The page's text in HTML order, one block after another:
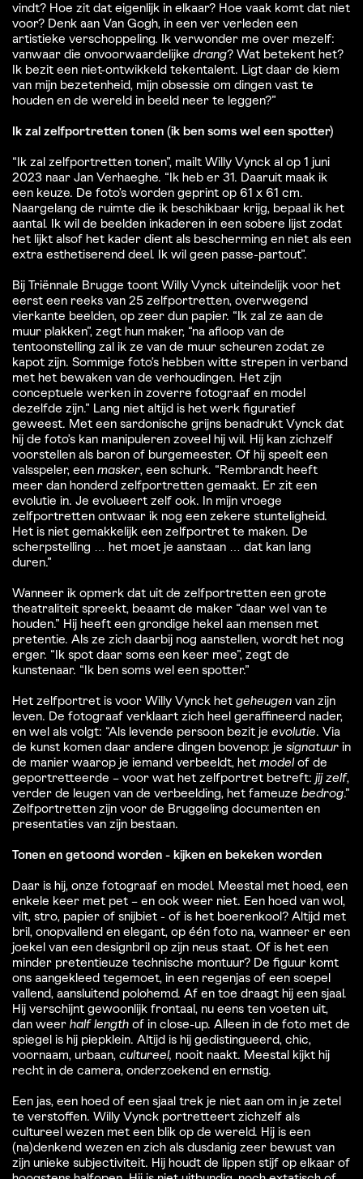
vindt? Hoe zit dat eigenlijk in elkaar? Hoe vaak komt dat niet
voor? Denk aan Van Gogh, in een ver verleden een
artistieke verschoppeling. Ik verwonder me over mezelf:
vanwaar die onvoorwaardelijke drang? Wat betekent het?
Ik bezit een niet-ontwikkeld tekentalent. Ligt daar de kiem
van mijn bezetenheid, mijn obsessie om dingen vast te
houden en de wereld in beeld neer te leggen?”
Ik zal zelfportretten tonen (ik ben soms wel een spotter)
“Ik zal zelfportretten tonen”, mailt Willy Vynck al op 1 juni
2023 naar Jan Verhaeghe. “Ik heb er 31. Daaruit maak ik
een keuze. De foto’s worden geprint op 61 x 61 cm.
Naargelang de ruimte die ik beschikbaar krijg, bepaal ik het
aantal. Ik wil de beelden inkaderen in een sobere lijst zodat
het lijkt alsof het kader dient als bescherming en niet als een
extra esthetiserend deel. Ik wil geen passe-partout”.
Bij Triënnale Brugge toont Willy Vynck uiteindelijk voor het
eerst een reeks van 25 zelfportretten, overwegend
vierkante beelden, op zeer dun papier. “Ik zal ze aan de
muur plakken”, zegt hun maker, “na afloop van de
tentoonstelling zal ik ze van de muur scheuren zodat ze
kapot zijn. Sommige foto’s hebben witte strepen in verband
met het bewaken van de verhoudingen. Het zijn
conceptuele werken in zoverre fotograaf en model
dezelfde zijn.” Lang niet altijd is het werk figuratief
geweest. Met een sardonische grijns benadrukt Vynck dat
hij de foto’s kan manipuleren zoveel hij wil. Hij kan zichzelf
voorstellen als baron of burgemeester. Of hij speelt een
valsspeler, een masker, een schurk. “Rembrandt heeft
meer dan honderd zelfportretten gemaakt. Er zit een
evolutie in. Je evolueert zelf ook. In mijn vroege
zelfportretten ontwaar ik nog een zekere stunteligheid.
Het is niet gemakkelijk een zelfportret te maken. De
scherpstelling … het moet je aanstaan … dat kan lang
duren.”
Wanneer ik opmerk dat uit de zelfportretten een grote
theatraliteit spreekt, beaamt de maker “daar wel van te
houden.” Hij heeft een grondige hekel aan mensen met
pretentie. Als ze zich daarbij nog aanstellen, wordt het nog
erger. “Ik spot daar soms een keer mee”, zegt de
kunstenaar. “Ik ben soms wel een spotter.”
Het zelfportret is voor Willy Vynck het geheugen van zijn
leven. De fotograaf verklaart zich heel geraffineerd nader,
en wel als volgt: “Als levende persoon bezit je evolutie. Via
de kunst komen daar andere dingen bovenop: je signatuur in
de manier waarop je iemand verbeeldt, het model of de
geportretteerde – voor wat het zelfportret betreft: jij zelf,
verder de leugen van de verbeelding, het fameuze bedrog.”
Zelfportretten zijn voor de Bruggeling documenten en
presentaties van zijn bestaan.
Tonen en getoond worden - kijken en bekeken worden
Daar is hij, onze fotograaf en model. Meestal met hoed, een
enkele keer met pet – en ook weer niet. Een hoed van wol,
vilt, stro, papier of snijbiet - of is het boerenkool? Altijd met
bril, onopvallend en elegant, op één foto na, wanneer er een
joekel van een designbril op zijn neus staat. Of is het een
minder pretentieuze technische montuur? De figuur komt
ons aangekleed tegemoet, in een regenjas of een soepel
vallend, aansluitend polohemd. Af en toe draagt hij een sjaal.
Hij verschijnt gewoonlijk frontaal, nu eens ten voeten uit,
dan weer half length of in close-up. Alleen in de foto met de
spiegel is hij piepklein. Altijd is hij gedistingueerd, chic,
voornaam, urbaan, cultureel, nooit naakt. Meestal kijkt hij
recht in de camera, onderzoekend en ernstig.
Een jas, een hoed of een sjaal trek je niet aan om in je zetel
te verstoffen. Willy Vynck portretteert zichzelf als
cultureel wezen met een blik op de wereld. Hij is een
(na)denkend wezen en zich als dusdanig zeer bewust van
zijn unieke subjectiviteit. Hij houdt de lippen stijf op elkaar of